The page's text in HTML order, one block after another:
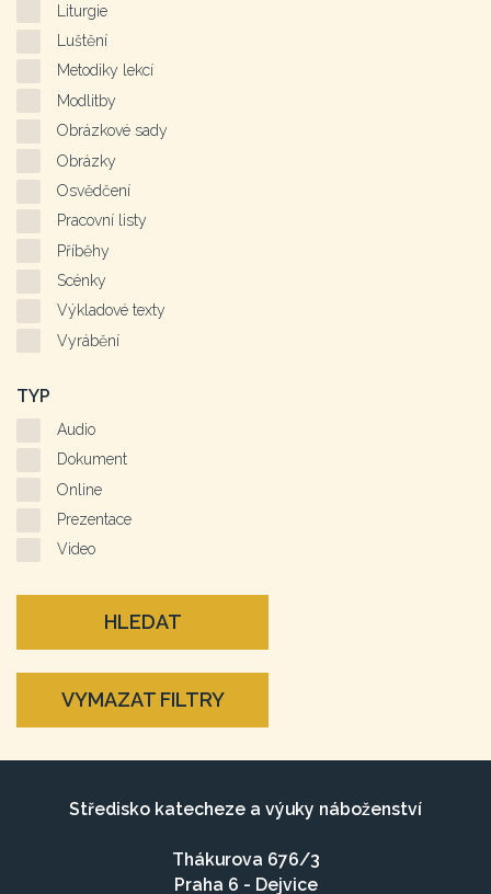
Liturgie
Luštění
Metodiky lekcí
Modlitby
Obrázkové sady
Obrázky
Osvědčení
Pracovní listy
Příběhy
Scénky
Výkladové texty
Vyrábění
TYP
Audio
Dokument
Online
Prezentace
Video
HLEDAT
VYMAZAT FILTRY
Středisko katecheze a výuky náboženství
Thákurova 676/3
Praha 6 - Dejvice